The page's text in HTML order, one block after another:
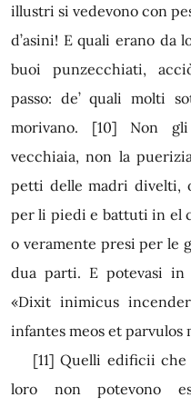
illustri si vedevono con
d’asini! E quali erano
buoi punzecchiati,
passo: de’ quali molti
morivano. [10] Non gli
vecchiaia, non la
petti delle madri divelti,
per li piedi e battuti in el
o veramente presi per le
dua parti. E potevasi in
«Dixit inimicus
infantes meos et parvulos
[11] Quelli edificii che
loro non potevono